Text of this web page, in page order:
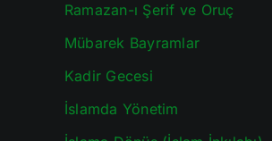
Ramazan-ı Şerif ve Oruç
Mübarek Bayramlar
Kadir Gecesi
İslamda Yönetim